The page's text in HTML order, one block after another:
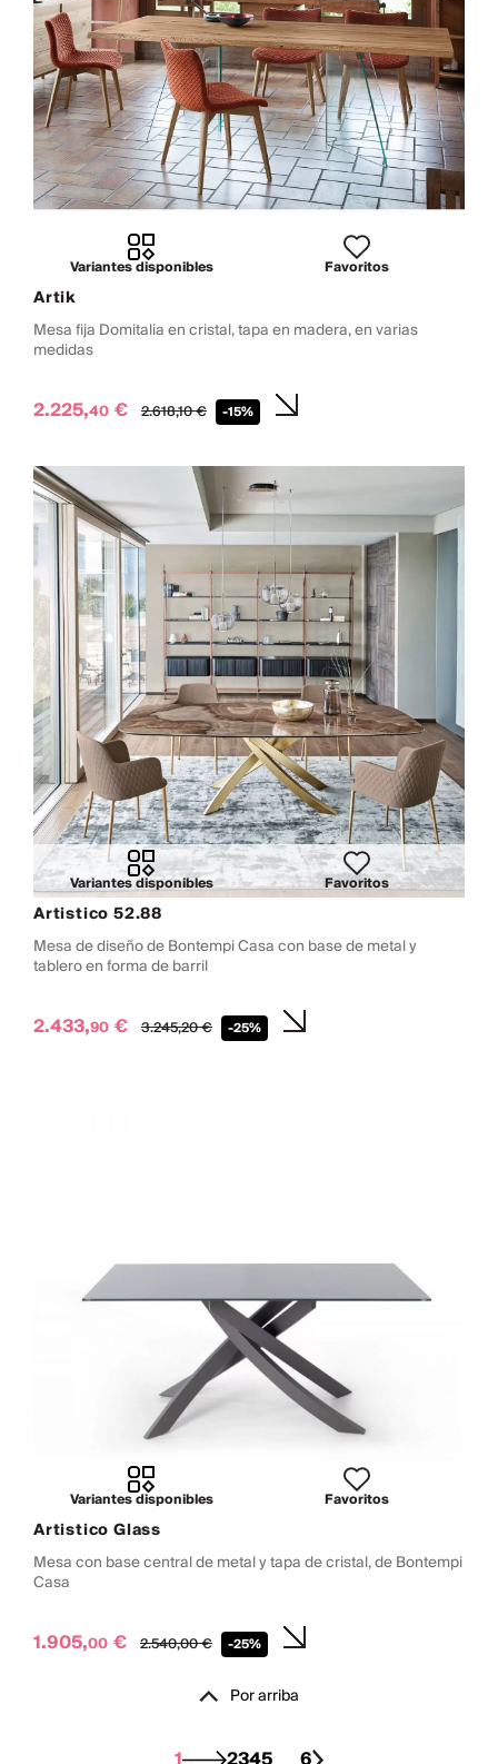
Variantes disponibles Favoritos
Artik
Mesa fija Domitalia en cristal, tapa en madera, en varias
medidas
2.225,40 € 2.618,10€ -15%
Variantes disponibles Favoritos
Artistico 52.88
Mesa de diseño de Bontempi Casa con base de metal y
tablero en forma de barril
2.433,90 € 3.245,20€ -25%
Variantes disponibles Favoritos
Artistico Glass
Mesa con base central de metal y tapa de cristal, de Bontempi
Casa
1.905,00 € 2.540,00€ -25%
Por arriba